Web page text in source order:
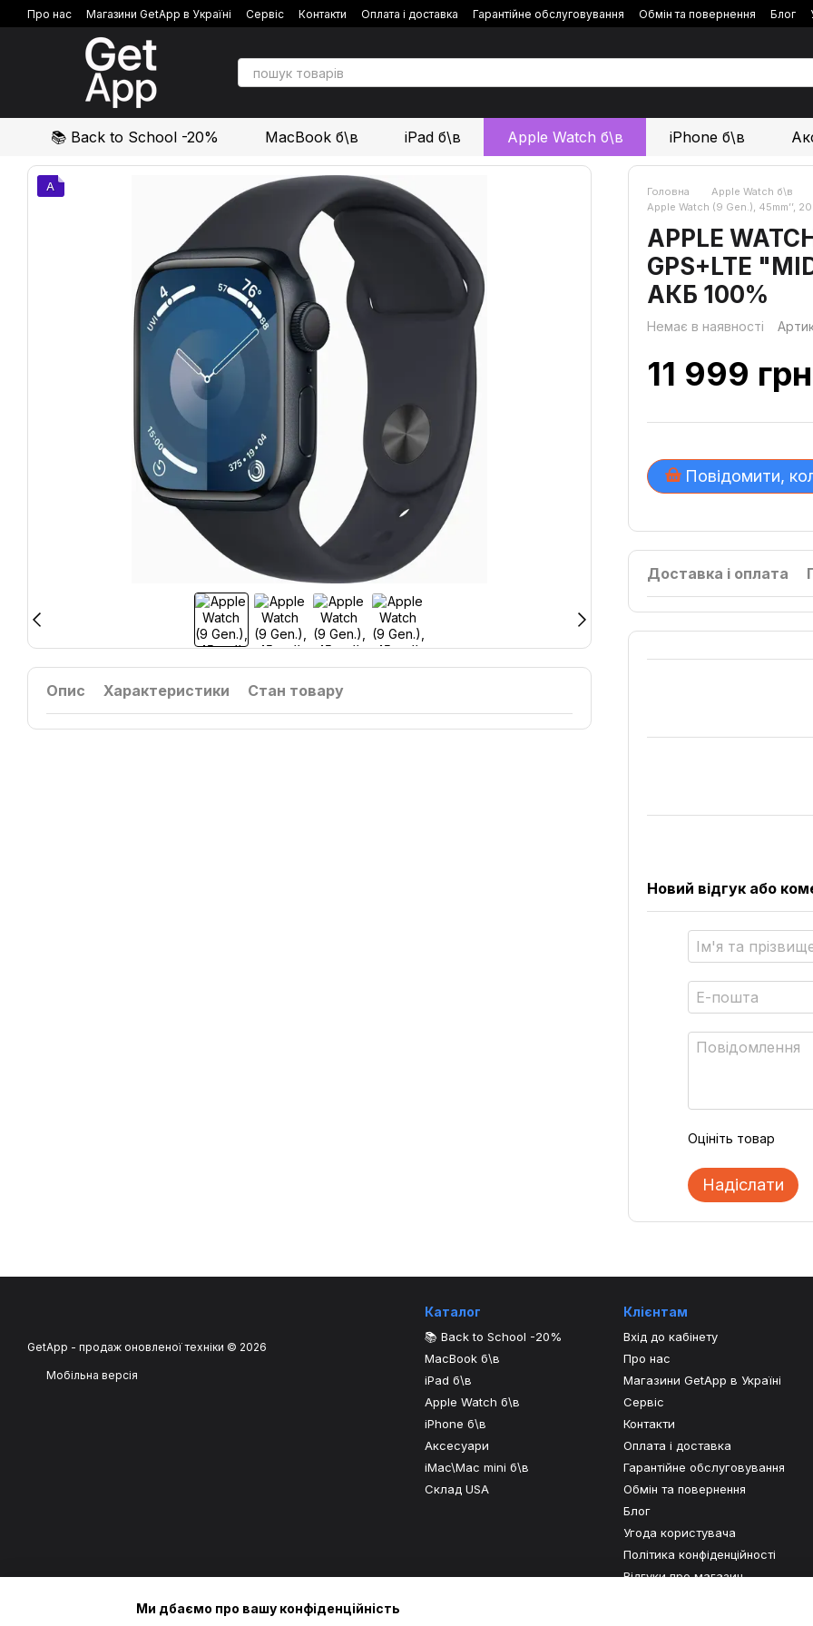
Перейти до основного контенту
Про нас Магазини GetApp в Україні Сервіс Контакти Оплата і доставка Гарантійне обслуговування Обмін та повернення Блог
Політика конфіденційності
Відгуки про магазин
📚 Back to School -20% MacBook б\в iPad б\в Apple Watch б\в iPhone б\в
A
Опис Характеристики Стан товару
Головна
Apple Watch б\в
Apple Watch (9 Gen.), 45mm’’,
APPLE
GPS+LTE
АКБ 100%
Немає в наявності
11 999 грн
Повідомити,
Доставка і оплата
Новий відгук або
Оцініть товар
Надіслати
GetApp - продаж оновленої техніки © 2026
Мобільна версія
Каталог
📚 Back to School -20%
MacBook б\в
iPad б\в
Apple Watch б\в
iPhone б\в
Аксесуари
iMac\Mac mini б\в
Склад USA
Клієнтам
Вхід до кабінету
Про нас
Магазини GetApp в Україні
Сервіс
Контакти
Оплата і доставка
Гарантійне обслуговування
Обмін та повернення
Блог
Угода користувача
Політика конфіденційності
Відгуки про магазин
Ми дбаємо про вашу конфіденційність